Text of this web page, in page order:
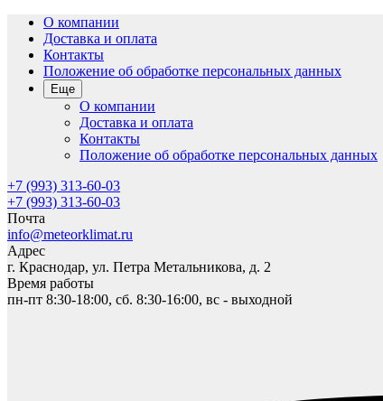
О компании
Доставка и оплата
Контакты
Положение об обработке персональных данных
Еще
О компании
Доставка и оплата
Контакты
Положение об обработке персональных данных
+7 (993) 313-60-03
+7 (993) 313-60-03
Почта
info@meteorklimat.ru
Адрес
г. Краснодар, ул. Петра Метальникова, д. 2
Время работы
пн-пт 8:30-18:00, сб. 8:30-16:00, вс - выходной